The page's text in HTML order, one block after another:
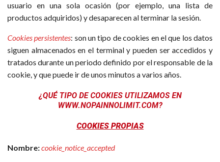
usuario en una sola ocasión (por ejemplo, una lista de
productos adquiridos) y desaparecen al terminar la sesión.
Cookies persistentes: son un tipo de cookies en el que los datos
siguen almacenados en el terminal y pueden ser accedidos y
tratados durante un periodo definido por el responsable de la
cookie, y que puede ir de unos minutos a varios años.
¿QUÉ TIPO DE COOKIES UTILIZAMOS EN
WWW.NOPAINNOLIMIT.COM?
COOKIES PROPIAS
Nombre:cookie_notice_accepted